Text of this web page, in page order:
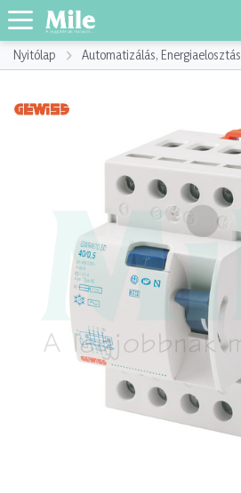
Nyitólap Automatizálás, Energiaelosztás